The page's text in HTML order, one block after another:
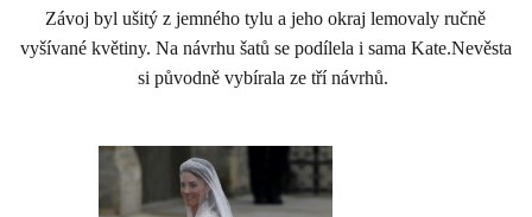
Závoj byl ušitý z jemného tylu a jeho okraj lemovaly ručně
vyšívané květiny. Na návrhu šatů se podílela i sama Kate.Nevěsta
si původně vybírala ze tří návrhů.